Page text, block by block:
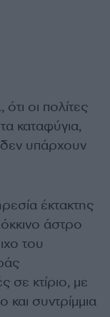
οι πολίτες
καταφύγια,
υπάρχουν
έκτακτης
άστρο
του
σε κτίριο, με
συντρίμμια